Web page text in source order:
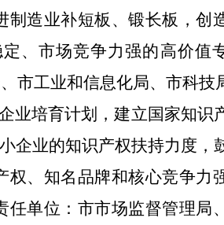
制造业补短板、锻长板，创
、市场竞争力强的高价值专
市工业和信息化局、市科技
业培育计划，建立国家知识
企业的知识产权扶持力度，
权、知名品牌和核心竞争力
任单位：市市场监督管理局